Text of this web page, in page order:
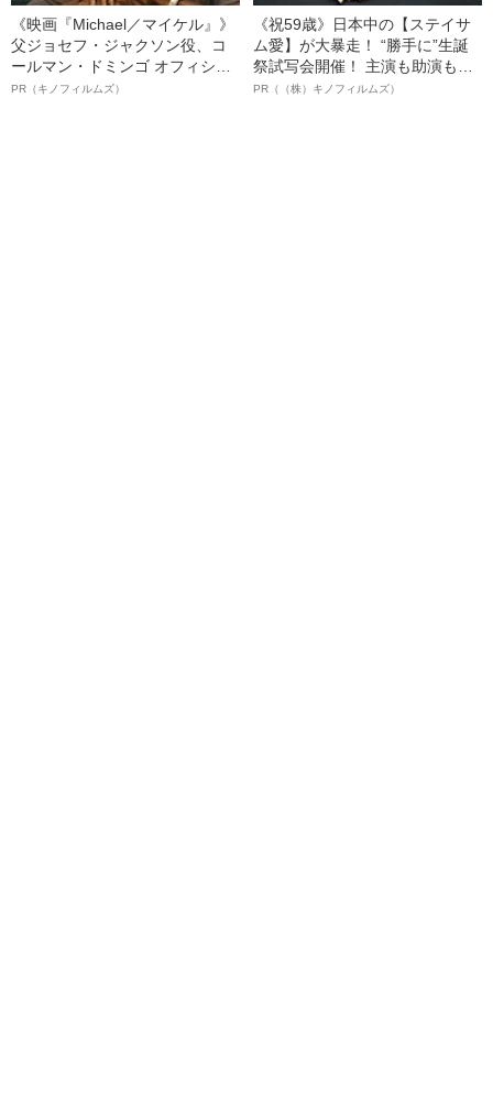
《映画『Michael／マイケル』》
父ジョセフ・ジャクソン役、コ
ールマン・ドミンゴ オフィシャ
ルインタビュー“観客を魅了した
PR（キノフィルムズ）
《祝59歳》日本中の【ステイサ
ム愛】が大暴走！ “勝手に”生誕
祭試写会開催！ 主演も助演も全
部ステイサム！「ステサミー
PR（（株）キノフィルムズ）